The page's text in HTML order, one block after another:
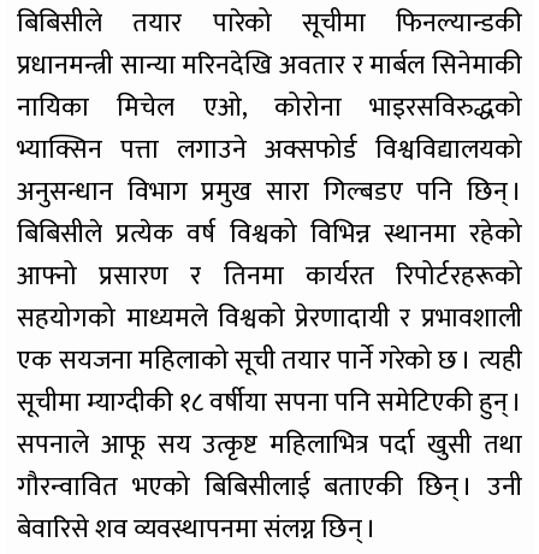
बिबिसीले तयार पारेको सूचीमा फिनल्यान्डकी
प्रधानमन्त्री सान्या मरिनदेखि अवतार र मार्बल सिनेमाकी
नायिका मिचेल एओ, कोरोना भाइरसविरुद्धको
भ्याक्सिन पत्ता लगाउने अक्सफोर्ड विश्वविद्यालयको
अनुसन्धान विभाग प्रमुख सारा गिल्बडए पनि छिन् ।
बिबिसीले प्रत्येक वर्ष विश्वको विभिन्न स्थानमा रहेको
आफ्नो प्रसारण र तिनमा कार्यरत रिपोर्टरहरूको
सहयोगको माध्यमले विश्वको प्रेरणादायी र प्रभावशाली
एक सयजना महिलाको सूची तयार पार्ने गरेको छ । त्यही
सूचीमा म्याग्दीकी १८ वर्षीया सपना पनि समेटिएकी हुन् ।
सपनाले आफू सय उत्कृष्ट महिलाभित्र पर्दा खुसी तथा
गौरन्वावित भएको बिबिसीलाई बताएकी छिन् । उनी
बेवारिसे शव व्यवस्थापनमा संलग्न छिन् ।